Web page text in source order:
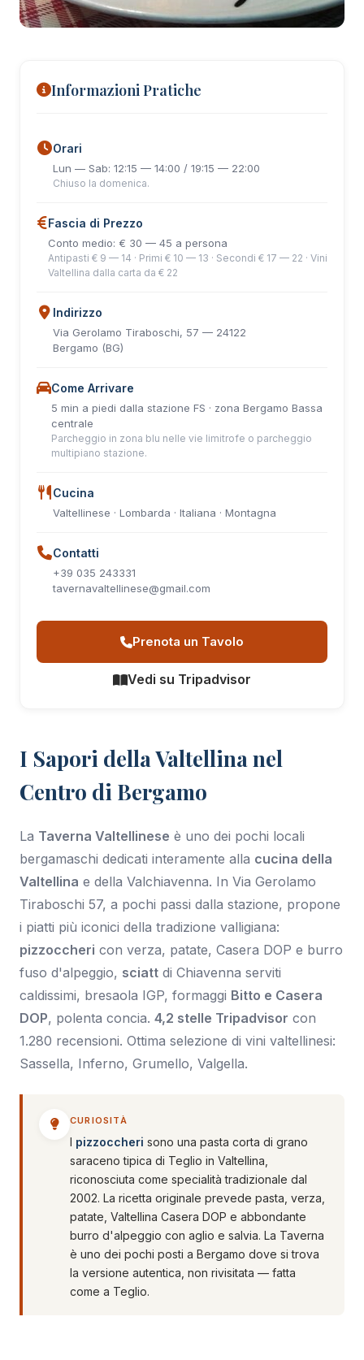
I Sapori della Valtellina nel
Centro di Bergamo
La Taverna Valtellinese è uno dei pochi locali
bergamaschi dedicati interamente alla cucina della
Valtellina e della Valchiavenna. In Via Gerolamo
Tiraboschi 57, a pochi passi dalla stazione, propone
i piatti più iconici della tradizione valligiana:
pizzoccheri con verza, patate, Casera DOP e burro
fuso d'alpeggio, sciatt di Chiavenna serviti
caldissimi, bresaola IGP, formaggi Bitto e Casera
DOP, polenta concia. 4,2 stelle Tripadvisor con
1.280 recensioni. Ottima selezione di vini valtellinesi:
Sassella, Inferno, Grumello, Valgella.
CURIOSITÀ
I pizzoccheri sono una pasta corta di grano
saraceno tipica di Teglio in Valtellina,
riconosciuta come specialità tradizionale dal
2002. La ricetta originale prevede pasta, verza,
patate, Valtellina Casera DOP e abbondante
burro d'alpeggio con aglio e salvia. La Taverna
è uno dei pochi posti a Bergamo dove si trova
la versione autentica, non rivisitata — fatta
come a Teglio.
Informazioni Pratiche
Orari
Lun — Sab: 12:15 — 14:00 / 19:15 — 22:00
Chiuso la domenica.
Fascia di Prezzo
Conto medio: € 30 — 45 a persona
Antipasti € 9 — 14 · Primi € 10 — 13 · Secondi € 17 — 22 · Vini
Valtellina dalla carta da € 22
Indirizzo
Via Gerolamo Tiraboschi, 57 — 24122
Bergamo (BG)
Come Arrivare
5 min a piedi dalla stazione FS · zona Bergamo Bassa
centrale
Parcheggio in zona blu nelle vie limitrofe o parcheggio
multipiano stazione.
Cucina
Valtellinese · Lombarda · Italiana · Montagna
Contatti
+39 035 243331
tavernavaltellinese@gmail.com
Prenota un Tavolo
Vedi su Tripadvisor